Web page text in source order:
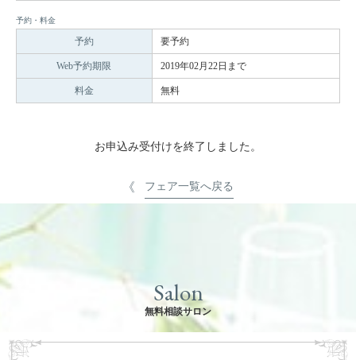
予約・料金
予約 要予約
Web予約期限 2019年02月22日まで
料金 無料
お申込み受付けを終了しました。
フェア一覧へ戻る
Salon
無料相談サロン